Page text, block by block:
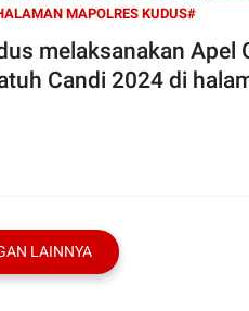
MAPOLRES KUDUS#
melaksanakan Apel
Candi 2024 di
LAINNYA